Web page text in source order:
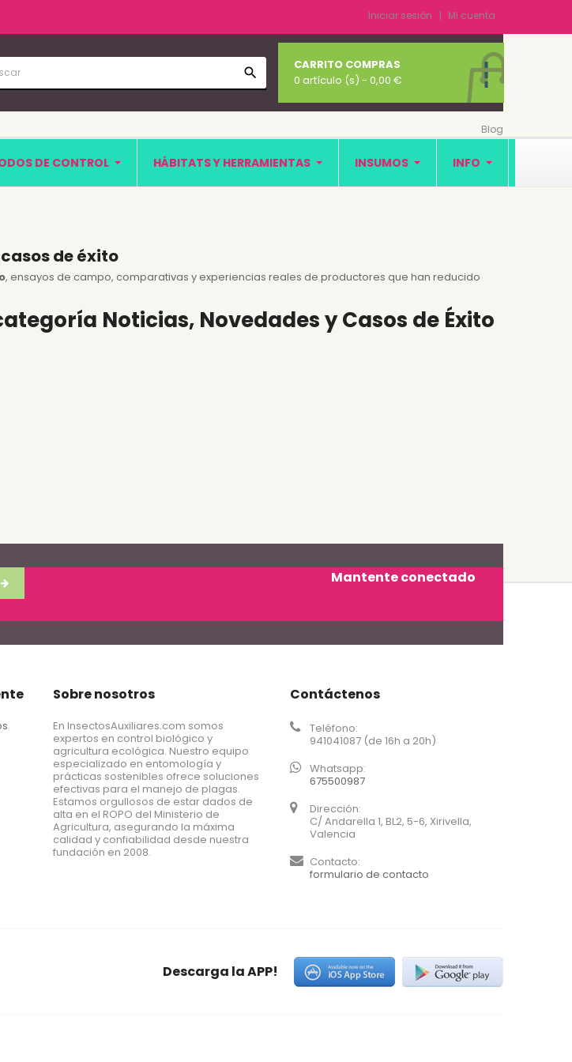
Iniciar sesión Mi cuenta
search
CARRITO COMPRAS
0 artículo (s) - 0,00 €
Blog
DE CONTROL HÁBITATS Y HERRAMIENTAS INSUMOS INFO
de éxito
, ensayos de campo, comparativas y experiencias reales de productores que han reducido
Noticias, Novedades y Casos de Éxito
Mantente conectado
Sobre nosotros
En InsectosAuxiliares.com somos
expertos en control biológico y
agricultura ecológica. Nuestro equipo
especializado en entomología y
prácticas sostenibles ofrece soluciones
efectivas para el manejo de plagas.
Estamos orgullosos de estar dados de
alta en el ROPO del Ministerio de
Agricultura, asegurando la máxima
calidad y confiabilidad desde nuestra
fundación en 2008.
Contáctenos
Teléfono:
941041087 (de 16h a 20h)
Whatsapp:
675500987
Dirección:
C/ Andarella 1, BL2, 5-6, Xirivella,
Valencia
Contacto:
formulario de contacto
Descarga la APP!